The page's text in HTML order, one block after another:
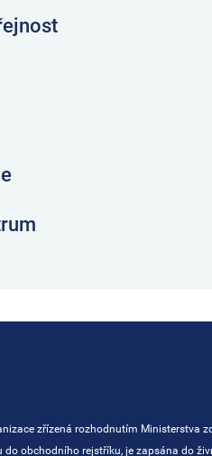
zřízená rozhodnutím Ministerstva
obchodního rejstříku, je zapsána do